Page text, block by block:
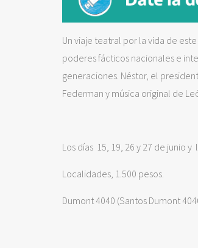
Un viaje teatral por la vida de
poderes fácticos nacionales e
generaciones. Néstor, el
Federman y música original de
Los días 15, 19, 26 y 27 de junio y
Localidades, 1.500 pesos.
Dumont 4040 (Santos Dumont